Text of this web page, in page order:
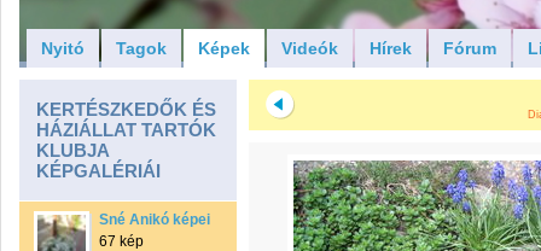
Nyitó Tagok Képek Videók Hírek Fórum
KERTÉSZKEDŐK ÉS
HÁZIÁLLAT TARTÓK
KLUBJA
KÉPGALÉRIÁI
Sné Anikó képei
67 kép